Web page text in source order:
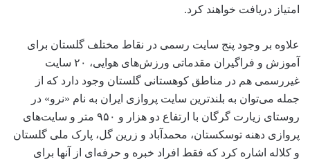
امتیاز دریافت خواهند کرد.
علاوه بر وجود پنج سایت رسمی در نقاط مختلف گلستان برای
آموزش و فراگیران مقدماتی ورزش‌های هوایی، ۲۰ سایت
غیررسمی هم در مناطق کوهستانی گلستان وجود دارد که از
جمله می‌توان به بلندترین سایت پروازی ایران به نام «نرو» در
روستای زیارت گرگان با ارتفاع دو هزار و ۹۵۰ متر و سایت‌های
پروازی دهنه توسکستان، محمدآباد و زرین گل، پارک ملی گلستان
و کلاله اشاره کرد که فقط افراد خبره و حرفه‌ای از آنها برای